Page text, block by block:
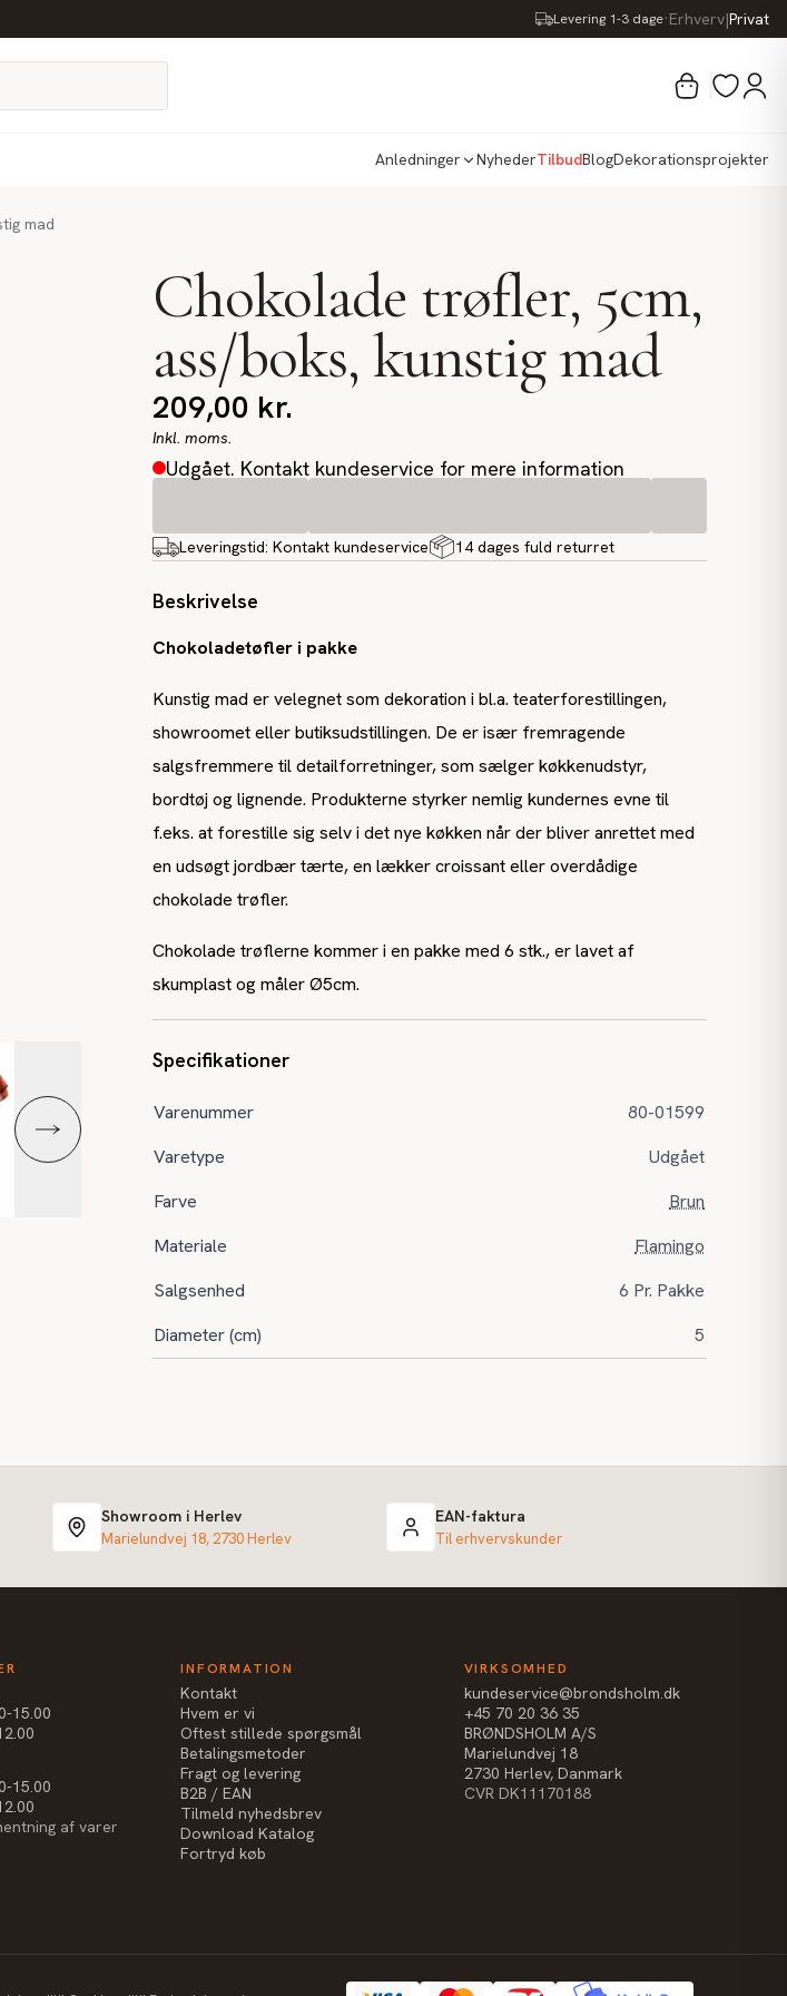
Levering 1-3 dage·Erhverv|Privat
Anledninger NyhederTilbudBlogDekorationsprojekter
mad
Chokolade trøfler, 5cm,
ass/boks, kunstig mad
209,00 kr.
Inkl. moms.
Udgået. Kontakt kundeservice for mere information
Leveringstid:Kontakt kundeservice 14 dages fuld returret
Beskrivelse
Chokoladetøfler i pakke
Kunstig mad er velegnet som dekoration i bl.a. teaterforestillingen,
showroomet eller butiksudstillingen. De er især fremragende
salgsfremmere til detailforretninger, som sælger køkkenudstyr,
bordtøj og lignende. Produkterne styrker nemlig kundernes evne til
f.eks. at forestille sig selv i det nye køkken når der bliver anrettet med
en udsøgt jordbær tærte, en lækker croissant eller overdådige
chokolade trøfler.
Chokolade trøflerne kommer i en pakke med 6 stk., er lavet af
skumplast og måler Ø5cm.
Specifikationer
Varenummer
80-01599
Varetype
Udgået
Farve
Brun
Materiale
Flamingo
Salgsenhed
6 Pr. Pakke
Diameter (cm)
5
Showroom i Herlev
Marielundvej 18, 2730 Herlev
EAN-faktura
Til erhvervskunder
15.00
15.00
af varer
INFORMATION
Kontakt
Hvem er vi
Oftest stillede spørgsmål
Betalingsmetoder
Fragt og levering
B2B / EAN
Tilmeld nyhedsbrev
Download Katalog
Fortryd køb
VIRKSOMHED
kundeservice@brondsholm.dk
+45 70 20 36 35
BRØNDSHOLM A/S
Marielundvej 18
2730 Herlev, Danmark
CVR DK11170188